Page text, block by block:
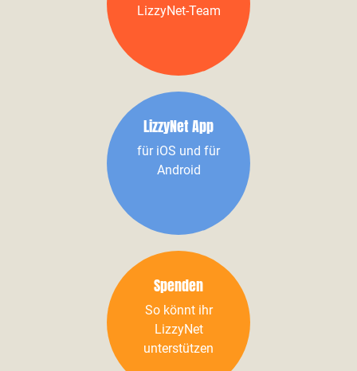
LizzyNet-Team
LizzyNet App
für iOS und für
Android
Spenden
So könnt ihr
LizzyNet
unterstützen